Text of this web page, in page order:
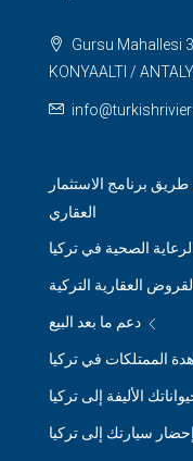
Gursu Mahallesi
KONYAALTI /
برنامج الاستثمار
العقاري
الصحية في تركيا
العقارية التركية
دعم ما بعد البيع
الممتلكات في تركيا
الأليفة إلى تركيا
سيارتك إلى تركيا